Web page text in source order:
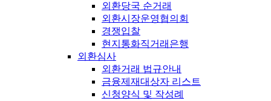
외환당국 순거래
외환시장운영협의회
경쟁입찰
현지통화직거래은행
외환심사
외환거래 법규안내
금융제재대상자 리스트
신청양식 및 작성례